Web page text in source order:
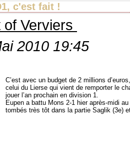
c'est fait !
Verviers
2010 19:45
C’est avec un budget de 2 millions
celui du Lierse qui vient de remporter le
jouer l’an prochain en division 1.
Eupen a battu Mons 2-1 hier après-midi
tombés très tôt dans la partie Saglik (3e)